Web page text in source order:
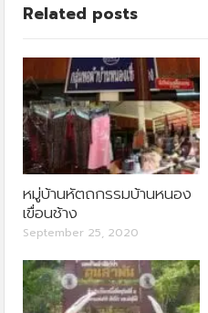
Related posts
หมู่บ้านหัตถกรรมบ้านหนอง
เขื่อนช้าง
September 25, 2020